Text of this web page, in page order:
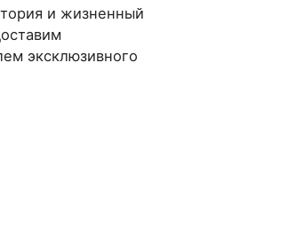
и жизненный
эксклюзивного